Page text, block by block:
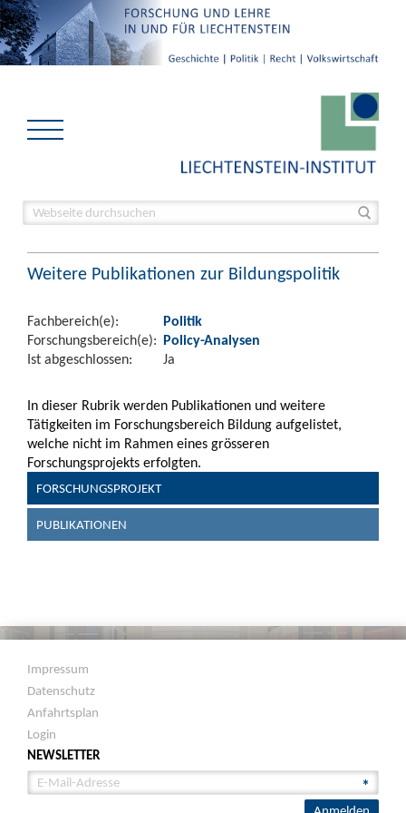
Weitere Publikationen zur Bildungspolitik
Fachbereich(e):
Politik
Forschungsbereich(e): Policy-Analysen
Ist abgeschlossen:
Ja
In dieser Rubrik werden Publikationen und weitere
Tätigkeiten im Forschungsbereich Bildung aufgelistet,
welche nicht im Rahmen eines grösseren
Forschungsprojekts erfolgten.
FORSCHUNGSPROJEKT
PUBLIKATIONEN
Impressum
Datenschutz
Anfahrtsplan
Login
NEWSLETTER